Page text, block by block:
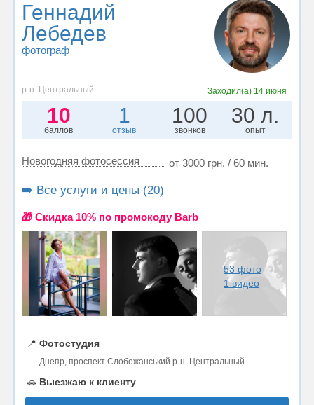
Геннадий
Лебедев
фотограф
р-н. Центральный Заходил(а) 14 июня
10
баллов
1
отзыв
100
звонков
30 л.
опыт
Новогодняя фотосессия от 3000 грн. / 60 мин.
➡️ Все услуги и цены (20)
🎁 Cкидка 10% по промокоду Barb
53 фото
1 видео
📍 Фотостудия
Днепр, проспект Слобожанський р-н. Центральный
🚗 Выезжаю к клиенту